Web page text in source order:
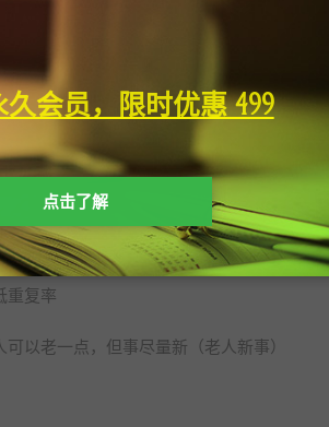
重复率
以老一点，但事尽量新（老人新事）
会员，限时优惠 499
点击了解